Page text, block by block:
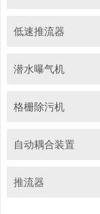
低速推流器
潜水曝气机
格栅除污机
自动耦合装置
推流器